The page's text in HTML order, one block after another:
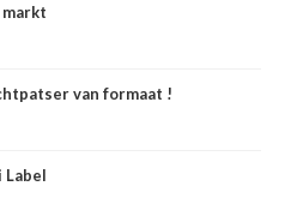
van formaat !
Label